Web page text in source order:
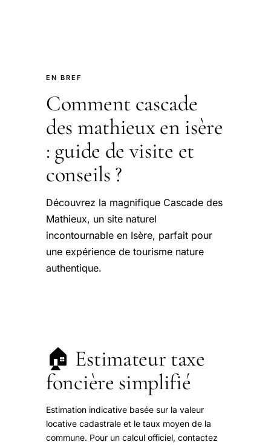
EN BREF
Comment cascade
des mathieux en isère
: guide de visite et
conseils ?
Découvrez la magnifique Cascade des
Mathieux, un site naturel
incontournable en Isère, parfait pour
une expérience de tourisme nature
authentique.
🏠 Estimateur taxe
foncière simplifié
Estimation indicative basée sur la valeur
locative cadastrale et le taux moyen de la
commune. Pour un calcul officiel, contactez